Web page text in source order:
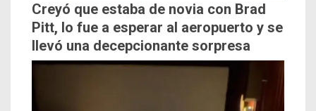
Creyó que estaba de novia con Brad
Pitt, lo fue a esperar al aeropuerto y se
llevó una decepcionante sorpresa